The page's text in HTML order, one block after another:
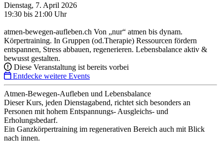
Dienstag, 7. April 2026
19:30 bis 21:00 Uhr
atmen-bewegen-aufleben.ch Von „nur“ atmen bis dynam.
Körpertraining. In Gruppen (od.Therapie) Ressourcen fördern
entspannen, Stress abbauen, regenerieren. Lebensbalance aktiv &
bewusst gestalten.
Diese Veranstaltung ist bereits vorbei
Entdecke weitere Events
Atmen-Bewegen-Aufleben und Lebensbalance
Dieser Kurs, jeden Dienstagabend, richtet sich besonders an
Personen mit hohem Entspannungs- Ausgleichs- und
Erholungsbedarf.
Ein Ganzkörpertraining im regenerativen Bereich auch mit Blick
nach innen.